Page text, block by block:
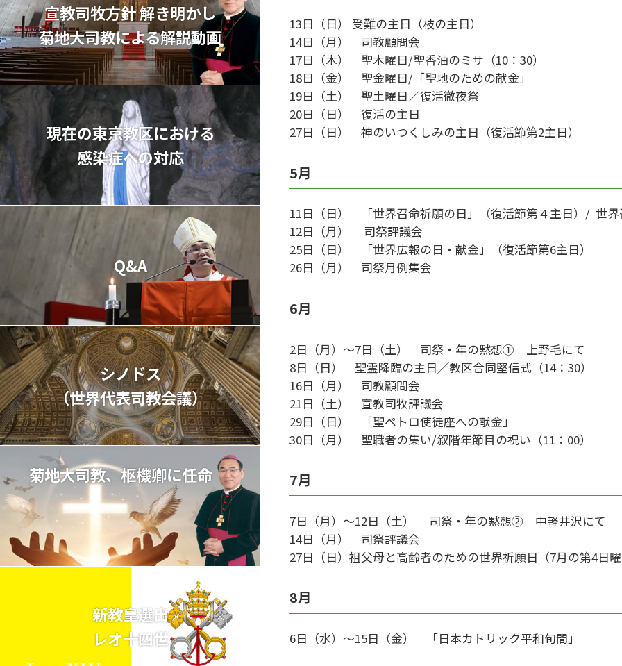
13日（日） 受難の主日（枝の主日）
14日（月） 司教顧問会
17日（木） 聖木曜日/聖香油のミサ（10：30）
18日（金） 聖金曜日/「聖地のための献金」
19日（土） 聖土曜日／復活徹夜祭
20日（日） 復活の主日
27日（日） 神のいつくしみの主日（復活節第2主日）
5月
11日（日） 「世界召命祈願の日」（復活節第４主日）/ 世
12日（月） 司祭評議会
25日（日） 「世界広報の日・献金」（復活節第6主日）
26日（月） 司祭月例集会
6月
2日（月）～7日（土） 司祭・年の黙想① 上野毛にて
8日（日） 聖霊降臨の主日╱教区合同堅信式（14：30）
16日（月） 司教顧問会
21日（土） 宣教司牧評議会
29日（日） 「聖ペトロ使徒座への献金」
30日（月） 聖職者の集い/叙階年節目の祝い（11：00）
7月
7日（月）～12日（土） 司祭・年の黙想② 中軽井沢にて
14日（月） 司祭評議会
27日（日）祖父母と高齢者のための世界祈願日（7月の第4日
8月
6日（水）～15日（金） 「日本カトリック平和旬間」
宣教司牧⽅針 解き明かし
菊地⼤司教による解説動画
現在の東京教区における
感染症への対応
Q&A
シノドス
（世界代表司教会議）
菊地大司教、枢機卿に任命
新教皇選出
レオ十四世